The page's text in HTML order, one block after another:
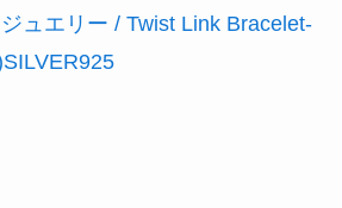
ュエリー / Twist Link Bracelet-